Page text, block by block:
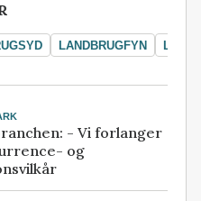
LANDBRUGFYN
- Vi forlanger
og